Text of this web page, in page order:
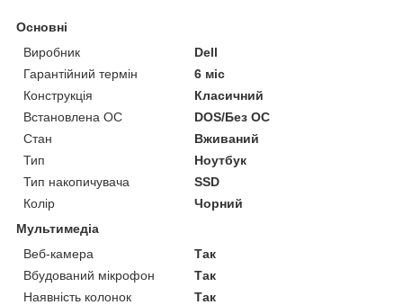
Основні
Виробник
Dell
Гарантійний термін
6 міс
Конструкція
Класичний
Встановлена ОС
DOS/Без ОС
Стан
Вживаний
Тип
Ноутбук
Тип накопичувача
SSD
Колір
Чорний
Мультимедіа
Веб-камера
Так
Вбудований мікрофон
Так
Наявність колонок
Так